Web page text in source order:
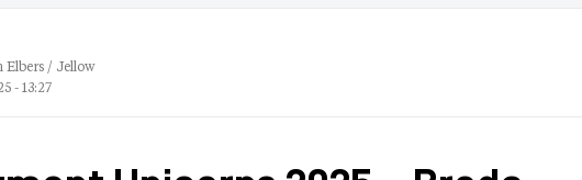
Elbers / Jellow
- 13:27